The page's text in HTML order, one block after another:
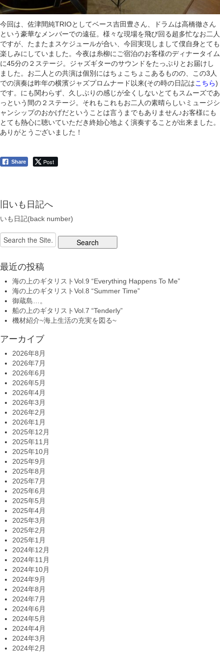
今回は、佐津間純TRIOとしてベース吉田豊さん、ドラムは高橋徹さん
という豪華なメンバーでの遠征。様々な現場を飛び回る超多忙なお二人
ですが、たまたまスケジュールが合い、今回実現しまして僕自身とても
楽しみにしていました。今夜は糸柳にご宿泊のお客様のディナータイム
に45分の２ステージ。ジャズギターのサウンドをたっぷりとお届けし
ました。お二人との共演は個別にはちょこちょこあるものの、この3人
での演奏は昨年の横濱ジャズプロムナード以来(その時の日記はこちら)
です。にも関わらず、久しぶりの感じが全くしないとてもスムーズであ
っという間の２ステージ。それもこれもお二人の素晴らしいミュージシ
ャンシップのおかげだということは言うまでもありません♪お客様にも
とても熱心に聴いていただき終始心地よく演奏することが出来ました。
ありがとうございました！
Share Post
旧いも日記へ
いも日記(back number)
Search
for:
最近の投稿
海の上のギタリストVol.9 “Everything Happens To Me”
海の上のギタリストVol.8 “Summer Time”
御蔵島…。
船の上のギタリストVol.7 “Tenderly”
機材紹介~海上生活の充実を図る~
アーカイブ
2026年8月
2026年7月
2026年6月
2026年5月
2026年4月
2026年3月
2026年2月
2026年1月
2025年12月
2025年11月
2025年10月
2025年9月
2025年8月
2025年7月
2025年6月
2025年5月
2025年4月
2025年3月
2025年2月
2025年1月
2024年12月
2024年11月
2024年10月
2024年9月
2024年8月
2024年7月
2024年6月
2024年5月
2024年4月
2024年3月
2024年2月